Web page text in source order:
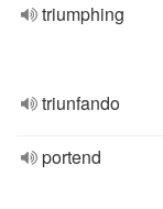
triumphing
triunfando
portend